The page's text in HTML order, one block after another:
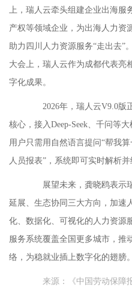
上，瑞人云牵头组建企业出海服
产权等领域企业，为出海人力资
助力四川人力资源服务“走出去”
大会上，瑞人云作为成都代表亮
字化成果。
2026年，瑞人云V9.0版正
核心，接入Deep-Seek、千问等
用户只需用自然语言提问“帮我
人员报表”，系统即可实时解析并
展望未来，龚晓鸥表示瑞
延展、生态协同三大方向，加速
化、数据化、可视化的人力资源
服务系统覆盖全国更多城市，推
络，为稳就业插上数字化的翅膀。
来源：《中国劳动保障